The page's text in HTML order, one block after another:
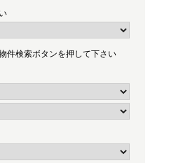
件検索ボタンを押して下さい